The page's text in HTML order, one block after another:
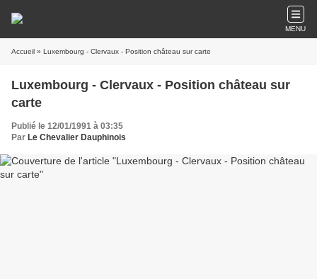
MENU
Accueil » Luxembourg - Clervaux - Position château sur carte
Luxembourg - Clervaux - Position château sur
carte
Publié le 12/01/1991 à 03:35
Par Le Chevalier Dauphinois